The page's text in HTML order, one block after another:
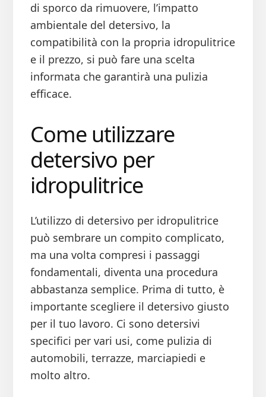
di sporco da rimuovere, l’impatto
ambientale del detersivo, la
compatibilità con la propria idropulitrice
e il prezzo, si può fare una scelta
informata che garantirà una pulizia
efficace.
Come utilizzare
detersivo per
idropulitrice
L’utilizzo di detersivo per idropulitrice
può sembrare un compito complicato,
ma una volta compresi i passaggi
fondamentali, diventa una procedura
abbastanza semplice. Prima di tutto, è
importante scegliere il detersivo giusto
per il tuo lavoro. Ci sono detersivi
specifici per vari usi, come pulizia di
automobili, terrazze, marciapiedi e
molto altro.